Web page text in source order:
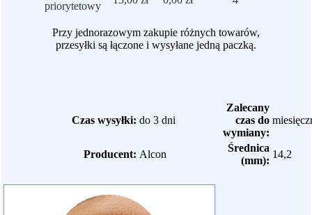
priorytetowy
Przy jednorazowym zakupie różnych towarów,
przesyłki są łączone i wysyłane jedną paczką.
Czas wysyłki: do 3 dni
Zalecany
czas do
wymiany:
Producent: Alcon
Średnica
(mm):
14,2